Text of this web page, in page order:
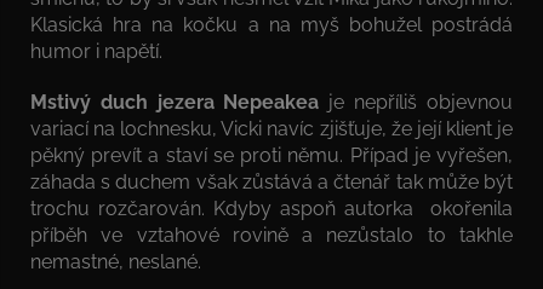
Klasická hra na kočku a na myš bohužel postrádá
humor i napětí.
Mstivý duch jezera Nepeakea je nepříliš objevnou
variací na lochnesku, Vicki navíc zjišťuje, že její klient je
pěkný prevít a staví se proti němu. Případ je vyřešen,
záhada s duchem však zůstává a čtenář tak může být
trochu rozčarován. Kdyby aspoň autorka okořenila
příběh ve vztahové rovině a nezůstalo to takhle
nemastné, neslané.